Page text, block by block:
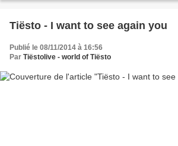
Tiësto - I want to see again you
Publié le 08/11/2014 à 16:56
Par Tiëstolive - world of Tiësto